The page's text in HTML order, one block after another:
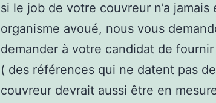
si le job de votre couvreur n’a
organisme avoué, nous vous
demander à votre candidat de
( des références qui ne datent pas
couvreur devrait aussi être en